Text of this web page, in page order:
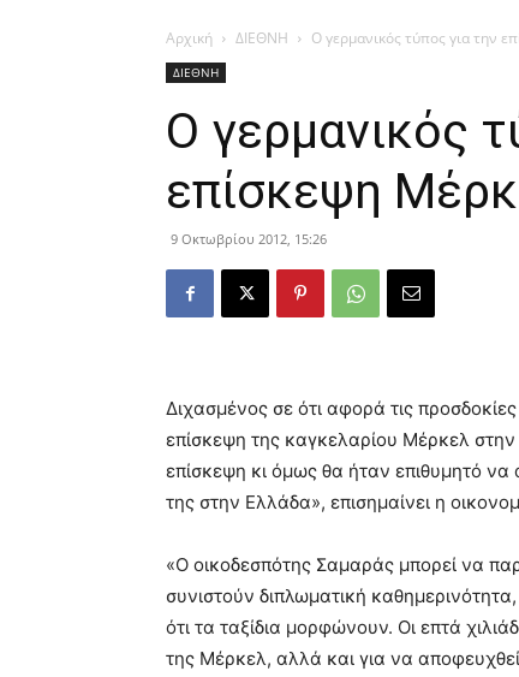
Αρχική ΔΙΕΘΝΗ Ο γερμανικός τύπος για την
ΔΙΕΘΝΗ
Ο γερμανικός
επίσκεψη
9 Οκτωβρίου 2012, 15:26
Διχασμένος σε ότι αφορά τις
επίσκεψη της καγκελαρίου Μέρκελ
επίσκεψη κι όμως θα ήταν επιθυμητό να
της στην Ελλάδα», επισημαίνει η
«Ο οικοδεσπότης Σαμαράς μπορεί να
συνιστούν διπλωματική
ότι τα ταξίδια μορφώνουν. Οι επτά
της Μέρκελ, αλλά και για να